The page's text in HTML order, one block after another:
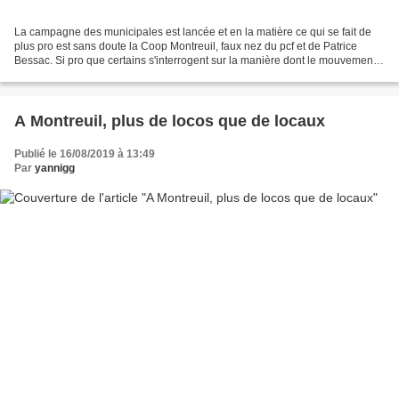
La campagne des municipales est lancée et en la matière ce qui se fait de
plus pro est sans doute la Coop Montreuil, faux nez du pcf et de Patrice
Bessac. Si pro que certains s'interrogent sur la manière dont le mouvement
A Montreuil, plus de locos que de locaux
Publié le 16/08/2019 à 13:49
Par yannigg